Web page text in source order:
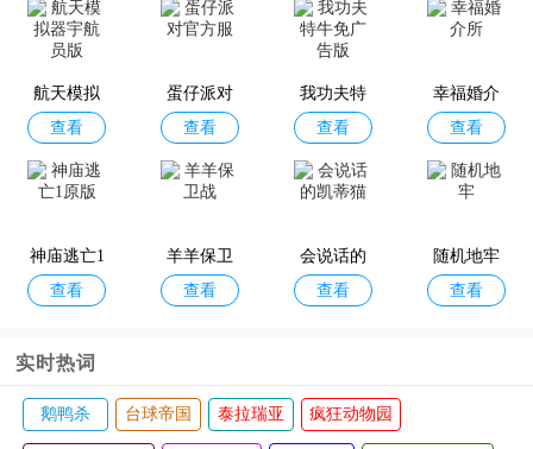
航天模拟
器宇航员
版
查看
蛋仔派对
官方服
查看
我功夫特
牛免广告
版
查看
幸福婚介
所
查看
神庙逃亡1
原版
查看
羊羊保卫
战
查看
会说话的
凯蒂猫
查看
随机地牢
查看
实时热词
鹅鸭杀 台球帝国 泰拉瑞亚 疯狂动物园